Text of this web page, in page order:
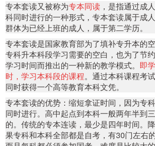
专本套读又被称为专本同读 ，是指通过成
科同时进行的一种形式，专本套读属于成
群体为已经上班的成人，属于第二学历。
专本套读是国家教育部为了填补专升本的
专科升本科段学习需要的空白，也为了节
学习时间而推出的一种新的教学模式。 即
时，学习本科段的课程。通过本科课程考
同时获得一个高等教育本科文凭。
专本套读的优势：缩短拿证时间，因为专
同时进行。高中起点到本科一般两年半到
的。传统的专本连读，最少是四年时间。
果专科和本科全部都是自考，有30门左右